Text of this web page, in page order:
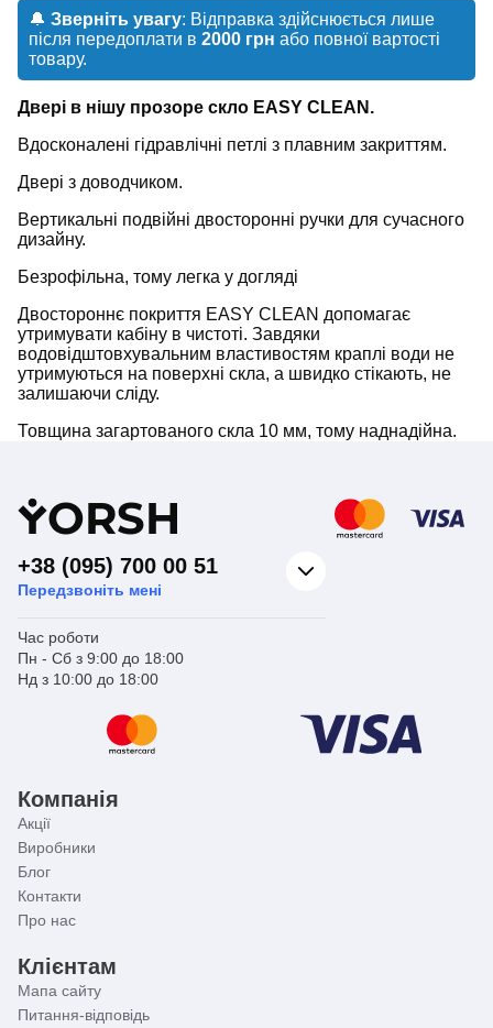
🔔 Зверніть увагу: Відправка здійснюється лише
після передоплати в 2000 грн або повної вартості
товару.
Двері в нішу прозоре скло EASY CLEAN.
Вдосконалені гідравлічні петлі з плавним закриттям.
Двері з доводчиком.
Вертикальні подвійні двосторонні ручки для сучасного
дизайну.
Безрофільна, тому легка у догляді
Двостороннє покриття EASY CLEAN допомагає
утримувати кабіну в чистоті. Завдяки
водовідштовхувальним властивостям краплі води не
утримуються на поверхні скла, а швидко стікають, не
залишаючи сліду.
Товщина загартованого скла 10 мм, тому наднадійна.
YORSH
+38 (095) 700 00 51
Передзвоніть мені
Час роботи
Пн - Сб з 9:00 до 18:00
Нд з 10:00 до 18:00
Компанія
Акції
Виробники
Блог
Контакти
Про нас
Клієнтам
Мапа сайту
Питання-відповідь